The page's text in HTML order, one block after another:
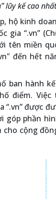
lũy kế cao
hộ kinh
gia “.vn”
tên miền
đến hết
ban hành
điểm.
được
phần
cho cộng